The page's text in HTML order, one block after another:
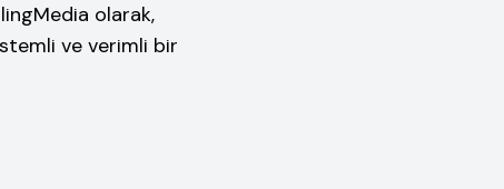
olarak,
ve verimli bir